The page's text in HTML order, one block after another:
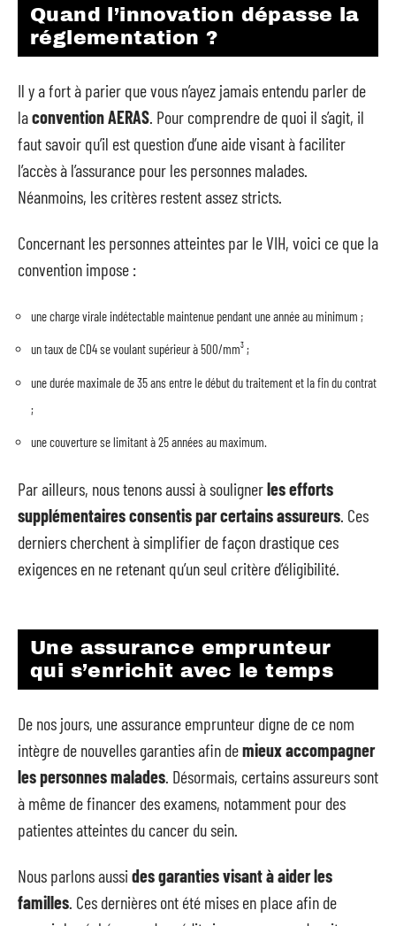
Quand l’innovation dépasse la
réglementation ?
Il y a fort à parier que vous n’ayez jamais entendu parler de
laconvention AERAS . Pour comprendre de quoi il s’agit, il
faut savoir qu’il est question d’une aide visant à faciliter
l’accès à l’assurance pour les personnes malades.
Néanmoins, les critères restent assez stricts.
Concernant les personnes atteintes par le VIH, voici ce que la
convention impose :
une charge virale indétectable maintenue pendant une année au minimum ;
un taux de CD4 se voulant supérieur à 500/mm³ ;
une durée maximale de 35 ans entre le début du traitement et la fin du contrat
;
une couverture se limitant à 25 années au maximum.
Par ailleurs, nous tenons aussi à soulignerles efforts
supplémentairesconsentis par certains assureurs . Ces
derniers cherchent à simplifier de façon drastique ces
exigences en ne retenant qu’un seul critère d’éligibilité.
Une assurance emprunteur
qui s’enrichit avec le temps
De nos jours, une assurance emprunteur digne de ce nom
intègre de nouvelles garanties afin demieux accompagner
les personnes malades . Désormais, certains assureurs sont
à même de financer des examens, notamment pour des
patientes atteintes du cancer du sein.
Nous parlons aussi des garanties visant à aider les
familles. Ces dernières ont été mises en place afin de